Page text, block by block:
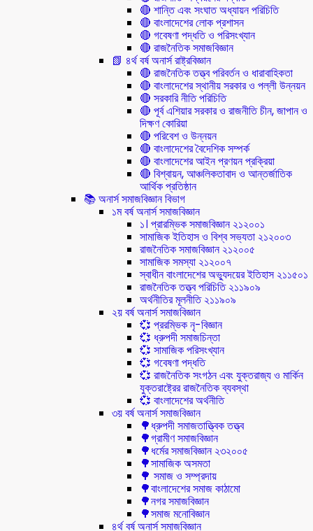
🔴 শান্তি এবং সংঘাত অধ্যায়ন পরিচিতি
🔴 বাংলাদেশের লোক প্রশাসন
🔴 গবেষণা পদ্ধতি ও পরিসংখ্যান
🔴 রাজনৈতিক সমাজবিজ্ঞান
📗 ৪র্থ বর্ষ অনার্স রাষ্ট্রবিজ্ঞান
🔴 রাজনৈতিক তত্ত্ব পরিবর্তন ও ধারাবাহিকতা
🔴 বাংলাদেশের স্থানীয় সরকার ও পল্লী উন্নয়ন
🔴 সরকারি নীতি পরিচিতি
🔴 পূর্ব এশিয়ার সরকার ও রাজনীতি চীন, জাপান ও
দিক্ষণ কোরিয়া
🔴 পরিবেশ ও উন্নয়ন
🔴 বাংলাদেশের বৈদেশিক সম্পর্ক
🔴 বাংলাদেশের আইন প্রণয়ন প্রক্রিয়া
🔴 বিশ্বায়ন, আঞ্চলিকতাবাদ ও আন্তর্জাতিক
আর্থিক প্রতিষ্ঠান
📚 অনার্স সমাজবিজ্ঞান বিভাগ
১ম বর্ষ অনার্স সমাজবিজ্ঞান
১। প্রারম্ভিক সমাজবিজ্ঞান ২১২০০১
সামাজিক ইতিহাস ও বিশ্ব সভ্যতা ২১২০০৩
রাজনৈতিক সমাজবিজ্ঞান ২১২০০৫
সামাজিক সমস্যা ২১২০০৭
স্বাধীন বাংলাদেশের অভ্যুদয়ের ইতিহাস ২১১৫০১
রাজনৈতিক তত্ত্ব পরিচিতি ২১১৯০৯
অর্থনীতির মূলনীতি ২১১৯০৯
২য় বর্ষ অনার্স সমাজবিজ্ঞান
💞 প্ররম্ভিক নৃ-বিজ্ঞান
💞 ধ্রুপদী সমাজচিন্তা
💞 সামাজিক পরিসংখ্যান
💞 গবেষণা পদ্ধতি
💞 রাজনৈতিক সংগঠন এবং যুক্তরাজ্য ও মার্কিন
যুক্তরাষ্ট্রের রাজনৈতিক ব্যবস্থা
💞 বাংলাদেশের অর্থনীতি
৩য় বর্ষ অনার্স সমাজবিজ্ঞান
🌳ধ্রুপদী সমাজতাত্ত্বিক তত্ত্ব
🌳গ্রামীণ সমাজবিজ্ঞান
🌳ধর্মের সমাজবিজ্ঞান ২৩২০০৫
🌳সামাজিক অসমতা
🌳 সমাজ ও সম্প্রদায়
🌳বাংলাদেশের সমাজ কাঠামো
🌳নগর সমাজবিজ্ঞান
🌳সমাজ মনোবিজ্ঞান
৪র্থ বর্ষ অনার্স সমাজবিজ্ঞান